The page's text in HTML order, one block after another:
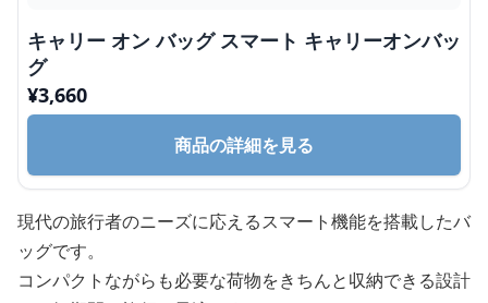
キャリー オン バッグ スマート キャリーオンバッ
グ
¥3,660
商品の詳細を見る
現代の旅行者のニーズに応えるスマート機能を搭載したバ
ッグです。
コンパクトながらも必要な荷物をきちんと収納できる設計